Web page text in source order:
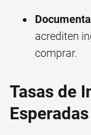
acrediten
comprar.
Tasas de